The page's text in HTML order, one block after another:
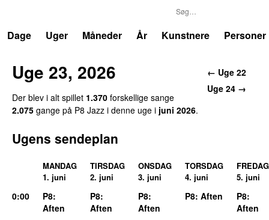
Dage
Uger Måneder År Kunstnere Personer
← Uge 22
Uge 24 →
Uge 23, 2026
Der blev i alt spillet 1.370 forskellige sange
2.075 gange på P8 Jazz i denne uge i juni 2026.
Ugens sendeplan
MANDAG
1. juni
TIRSDAG
2. juni
ONSDAG
3. juni
TORSDAG
4. juni
FREDAG
5. juni
0:00 P8:
Aften
P8:
Aften
P8:
Aften
P8: Aften P8:
Aften